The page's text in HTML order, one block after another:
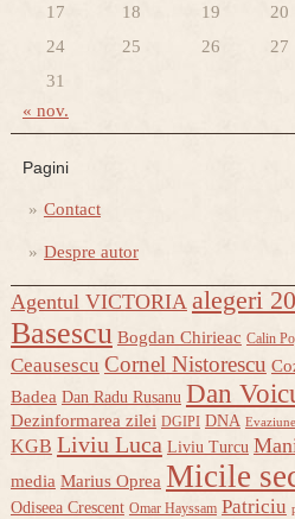
17
18 19 20
24
25 26 27
31
« nov.
Pagini
Contact
Despre autor
Agentul VICTORIA alegeri
Basescu Bogdan Chirieac Calin
Ceausescu Cornel Nistorescu
Badea Dan Radu Rusanu Dan
Dezinformarea zilei DGIPI DNA
KGB Liviu Luca Liviu Turcu
media Marius Oprea Micile
Odiseea Crescent Omar Hayssam Patriciu